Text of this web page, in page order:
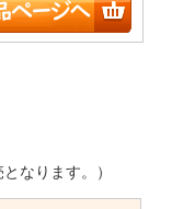
なります。）